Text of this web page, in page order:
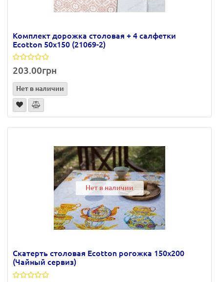
Комплект дорожка столовая + 4 салфетки
Ecotton 50х150 (21069-2)
203.00грн
Нет в наличии
Нет в наличии
Скатерть столовая Ecotton рогожка 150х200
(Чайный сервиз)